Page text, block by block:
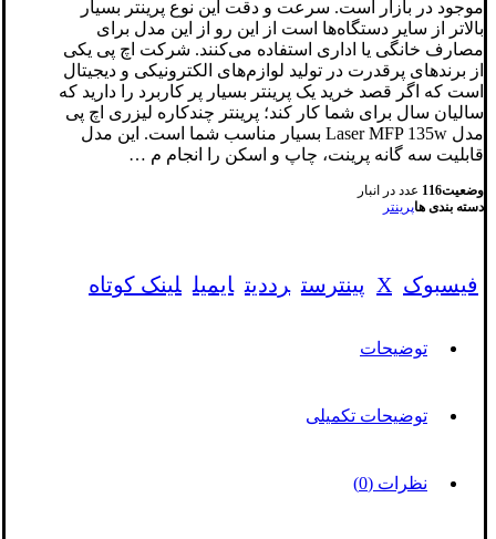
موجود در بازار است. سرعت و دقت این نوع پرینتر بسیار
بالاتر از سایر دستگاه‌ها است از این رو از این مدل برای
مصارف خانگی یا اداری استفاده می‌کنند. شرکت اچ پی یکی
از برندهای پرقدرت در تولید لوازم‌های الکترونیکی و دیجیتال
است که اگر قصد خرید یک پرینتر بسیار پر کاربرد را دارید که
سالیان سال برای شما کار کند؛ پرینتر چندکاره لیزری اچ پی
مدل Laser MFP 135w بسیار مناسب شما است. این مدل
قابلیت سه گانه پرینت، چاپ و اسکن را انجام م …
وضعیت116 عدد در انبار
دسته بندی هاپرینتر
فیسبوک X پینترست رددیت ایمیل لینک کوتاه
توضیحات
توضیحات تکمیلی
نظرات (0)